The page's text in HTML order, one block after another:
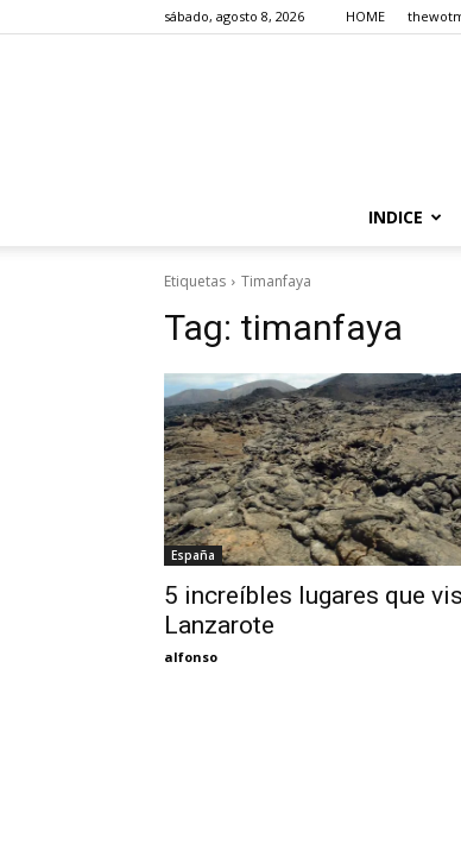
sábado, agosto 8, 2026 HOME
INDICE
Etiquetas Timanfaya
Tag: timanfaya
España
5 increíbles lugares que
Lanzarote
alfonso